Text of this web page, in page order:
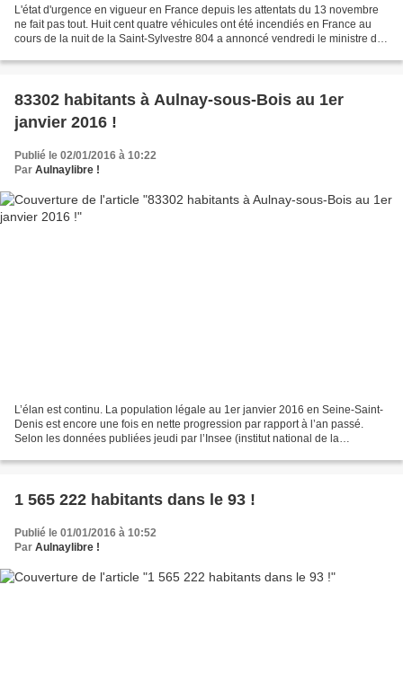
L'état d'urgence en vigueur en France depuis les attentats du 13 novembre
ne fait pas tout. Huit cent quatre véhicules ont été incendiés en France au
cours de la nuit de la Saint-Sylvestre 804 a annoncé vendredi le ministre de
83302 habitants à Aulnay-sous-Bois au 1er
janvier 2016 !
Publié le 02/01/2016 à 10:22
Par Aulnaylibre !
L’élan est continu. La population légale au 1er janvier 2016 en Seine-Saint-
Denis est encore une fois en nette progression par rapport à l’an passé.
Selon les données publiées jeudi par l’Insee (institut national de la
1 565 222 habitants dans le 93 !
Publié le 01/01/2016 à 10:52
Par Aulnaylibre !